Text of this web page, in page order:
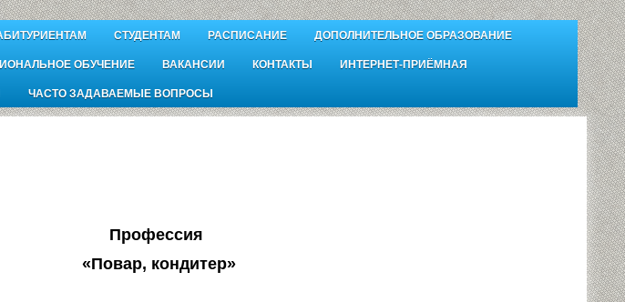
СТУДЕНТАМ РАСПИСАНИЕ ДОПОЛНИТЕЛЬНОЕ ОБРАЗОВАНИЕ
ОБУЧЕНИЕ ВАКАНСИИ КОНТАКТЫ ИНТЕРНЕТ-ПРИЁМНАЯ
ЧАСТО ЗАДАВАЕМЫЕ ВОПРОСЫ
Профессия
«Повар, кондитер»